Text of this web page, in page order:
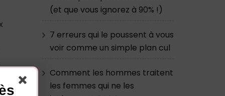
(et que vous ignorez à 90% !)
7 erreurs qui le poussent à vous
voir comme un simple plan cul
Comment les hommes traitent
les femmes qui ne les